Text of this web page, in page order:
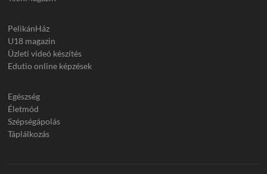
PelikánHáz
U18 magazin
Üzleti videó készítés
Edutio online képzések
Egészség
Életmód
Szépségápolás
Táplálkozás